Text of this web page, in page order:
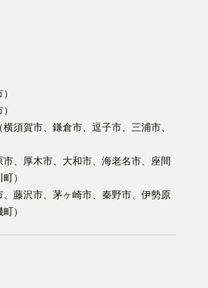
須賀市、鎌倉市、逗子市、三浦市、
市、厚木市、大和市、海老名市、座間
）
、藤沢市、茅ヶ崎市、秦野市、伊勢原
）